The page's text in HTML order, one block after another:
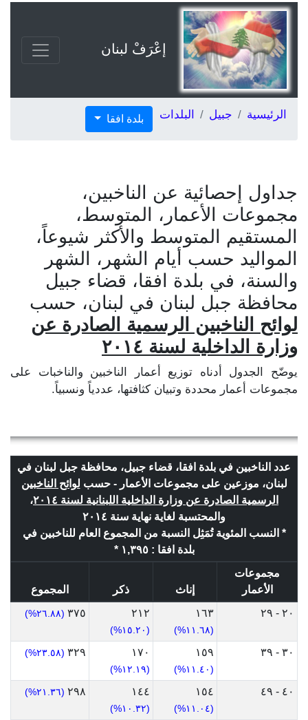
إعْرَفْ لبنان
الرئيسية جبيل البلدات بلدة افقا
جداول إحصائية عن الناخبين،
مجموعات الأعمار، المتوسط،
المستقيم المتوسط والأكثر شيوعاً،
المواليد حسب أيام الشهر، الشهر
والسنة، في بلدة افقا، قضاء جبيل
محافظة جبل لبنان في لبنان، حسب
لوائح الناخبين الرسمية الصادرة عن
وزارة الداخلية لسنة ٢٠١٤
يوضّح الجدول أدناه توزيع أعمار الناخبين والناخبات على
مجموعات أعمار محددة وتبيان كثافتها، عددياً ونسبياً.
عدد الناخبين في بلدة افقا، قضاء جبيل، محافظة جبل لبنان في
لبنان، موزعين على مجموعات الأعمار - حسب لوائح الناخبين
الرسمية الصادرة عن وزارة الداخلية اللبنانية لسنة ٢٠١٤
،
والمحتسبة لغاية نهاية سنة ٢٠١٤
* النسب المئوية تُمَثِل النسبة من المجموع العام للناخبين في
بلدة افقا : ١,٣٩٥ *
مجموعات
الأعمار
إناث ذكر
المجموع
٢٠ - ٢٩
١٦٣
(١١.٦٨%)
٢١٢
(١٥.٢٠%)
٣٧٥ (٢٦.٨٨%)
٣٠ - ٣٩ ١٥٩
(١١.٤٠%)
١٧٠
(١٢.١٩%)
٣٢٩ (٢٣.٥٨%)
٤٠ - ٤٩ ١٥٤
(١١.٠٤%)
١٤٤
(١٠.٣٢%)
٢٩٨ (٢١.٣٦%)